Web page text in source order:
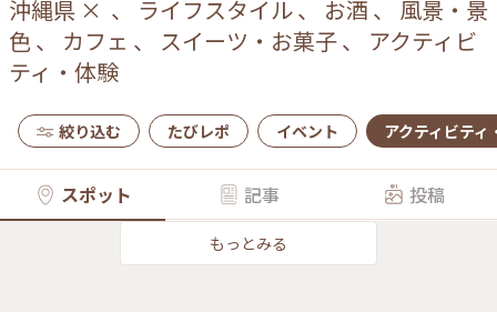
沖縄県 × 、 ライフスタイル、 お酒 、 風景・景
色、 カフェ 、 スイーツ・お菓子、 アクティビ
ティ・体験
絞り込む たびレポ イベント アクティビティ
スポット 記事 投稿
もっとみる